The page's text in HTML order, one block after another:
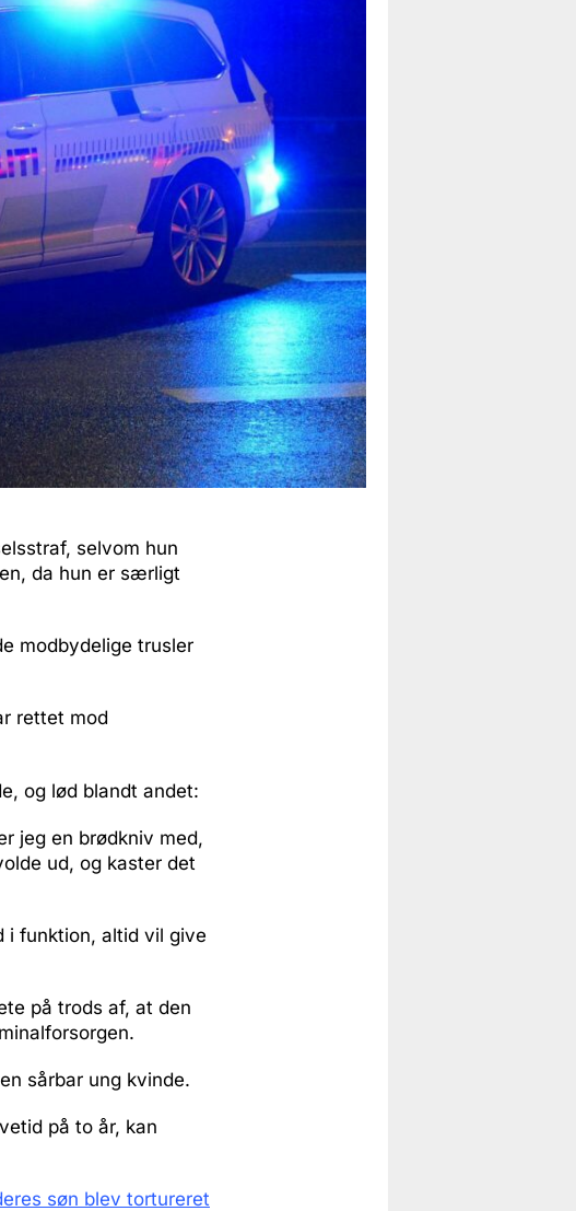
selvom hun
da hun er særligt
modbydelige trusler
rettet mod
og lød blandt andet:
jeg en brødkniv med,
ud, og kaster det
i funktion, altid vil give
på trods af, at den
sårbar ung kvinde.
på to år, kan
søn blev tortureret